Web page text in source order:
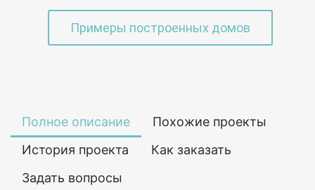
Примеры построенных домов
Полное описание
Похожие проекты
История проекта
Как заказать
Задать вопросы